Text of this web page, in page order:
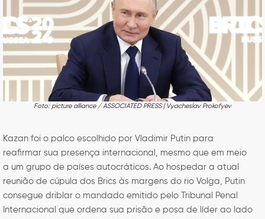
Foto: picture alliance / ASSOCIATED PRESS | Vyacheslav Prokofyev
Kazan foi o palco escolhido por Vladimir Putin para
reafirmar sua presença internacional, mesmo que em meio
a um grupo de países autocráticos. Ao hospedar a atual
reunião de cúpula dos Brics às margens do rio Volga, Putin
consegue driblar o mandado emitido pelo Tribunal Penal
Internacional que ordena sua prisão e posa de líder ao lado